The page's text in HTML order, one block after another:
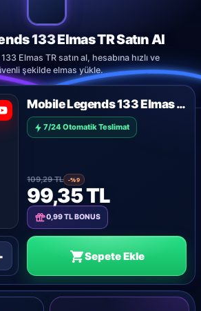
133 Elmas TR Satın Al
Elmas TR satın al, hesabına hızlı ve
şekilde elmas yükle.
Mobile Legends 133 Elmas TR
7/24 Otomatik Teslimat
109,29 TL -%9
99,35 TL
0,99 TL BONUS
Sepete Ekle